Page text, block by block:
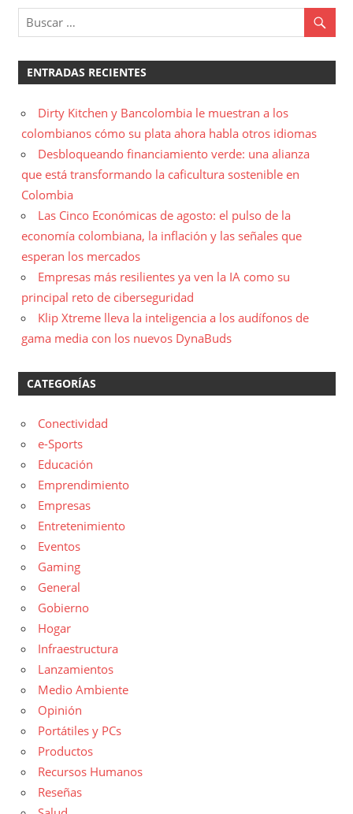
ENTRADAS RECIENTES
Dirty Kitchen y Bancolombia le muestran a los
colombianos cómo su plata ahora habla otros idiomas
Desbloqueando financiamiento verde: una alianza
que está transformando la caficultura sostenible en
Colombia
Las Cinco Económicas de agosto: el pulso de la
economía colombiana, la inflación y las señales que
esperan los mercados
Empresas más resilientes ya ven la IA como su
principal reto de ciberseguridad
Klip Xtreme lleva la inteligencia a los audífonos de
gama media con los nuevos DynaBuds
CATEGORÍAS
Conectividad
e-Sports
Educación
Emprendimiento
Empresas
Entretenimiento
Eventos
Gaming
General
Gobierno
Hogar
Infraestructura
Lanzamientos
Medio Ambiente
Opinión
Portátiles y PCs
Productos
Recursos Humanos
Reseñas